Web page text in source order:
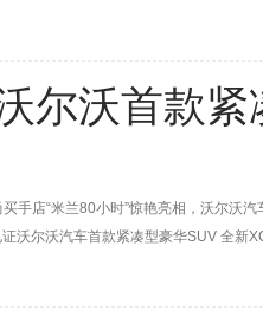
尔沃首款紧
手店“米兰80小时”惊艳亮相，沃尔沃
沃尔沃汽车首款紧凑型豪华SUV 全新